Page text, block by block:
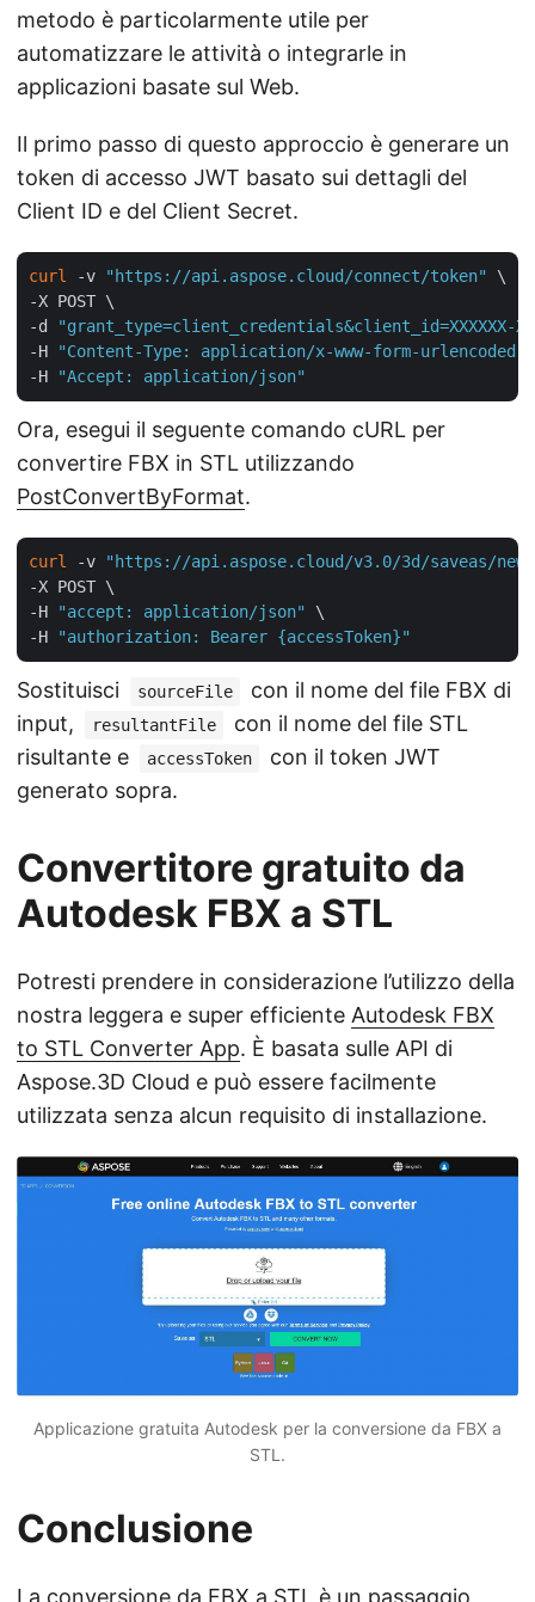
metodo è particolarmente utile per
automatizzare le attività o integrarle in
applicazioni basate sul Web.
Il primo passo di questo approccio è generare un
token di accesso JWT basato sui dettagli del
Client ID e del Client Secret.
curl -v "https://api.aspose.cloud/connect/token"
\
-X POST \
-d
"grant_type=client_credentials&client_id=XXXXXX-
-H
"Content-Type: application/x-www-form-urlencoded"
-H
"Accept: application/json"
Ora, esegui il seguente comando cURL per
convertire FBX in STL utilizzando
PostConvertByFormat.
curl -v
"https://api.aspose.cloud/v3.0/3d/saveas/
-X POST \
-H
"accept: application/json"
\
-H
"authorization: Bearer {accessToken}"
Sostituisci sourceFile
con il nome del file FBX di
input,
resultantFile
con il nome del file STL
risultante e
accessToken
con il token JWT
generato sopra.
Convertitore gratuito da
Autodesk FBX a STL
Potresti prendere in considerazione l’utilizzo della
nostra leggera e super efficiente Autodesk FBX
to STL Converter App. È basata sulle API di
Aspose.3D Cloud e può essere facilmente
utilizzata senza alcun requisito di installazione.
Applicazione gratuita Autodesk per la conversione da FBX a
STL.
Conclusione
La conversione da FBX a STL è un passaggio